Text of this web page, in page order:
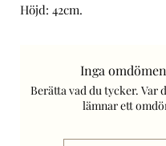
Höjd: 42cm.
Inga
Berätta vad du tycker. Var
lämnar ett